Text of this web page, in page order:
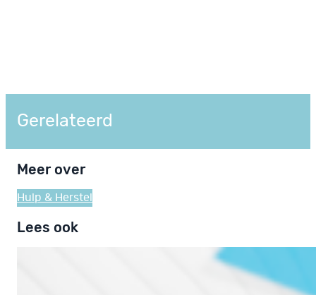
Gerelateerd
Meer over
Hulp & Herstel
Lees ook